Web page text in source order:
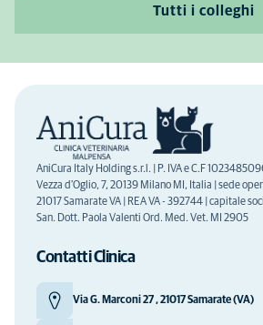
Tutti i colleghi
AniCura Italy Holding s.r.l. | P. IVA e C.F
Vezza d'Oglio, 7, 20139 Milano MI, Italia | sede
21017 Samarate VA | REA VA - 392744 | capitale
San. Dott. Paola Valenti Ord. Med. Vet. MI 2905
Contatti Clinica
Via G. Marconi 27 , 21017 Samarate (VA)